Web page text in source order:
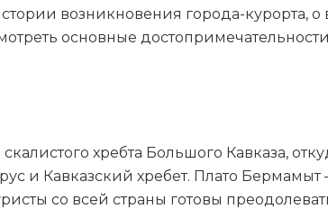
возникновения города-курорта,
основные
хребта Большого Кавказа,
и Кавказский хребет. Плато
со всей страны готовы